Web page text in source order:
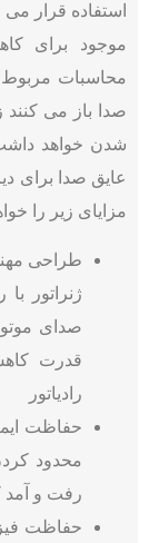
استفاده قرار می
موجود برای
محاسبات مربوط
صدا باز می کنند
شدن خواهد
عایق صدا برای
مزایای زیر را
طراحی
ژنراتور
صدای
قدرت
رادیاتور
حفاظت
محدود
رفت و آمد
حفاظت